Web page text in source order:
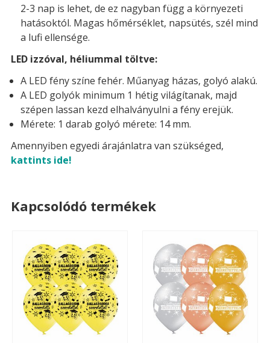
2-3 nap is lehet, de ez nagyban függ a környezeti
hatásoktól. Magas hőmérséklet, napsütés, szél mind
a lufi ellensége.
LED izzóval, héliummal töltve:
A LED fény színe fehér. Műanyag házas, golyó alakú.
A LED golyók minimum 1 hétig világítanak, majd
szépen lassan kezd elhalványulni a fény erejük.
Mérete: 1 darab golyó mérete: 14 mm.
Amennyiben egyedi árajánlatra van szükséged,
kattints ide!
Kapcsolódó termékek